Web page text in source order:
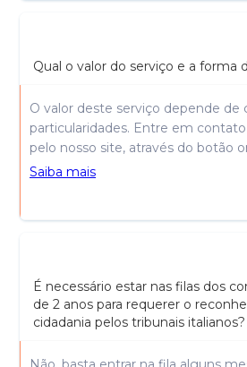
Qual o valor do serviço e a forma
O valor deste serviço depende de
particularidades. Entre em
pelo nosso site, através do botão
Saiba mais
É necessário estar nas filas dos
de 2 anos para requerer o
cidadania pelos tribunais italianos?